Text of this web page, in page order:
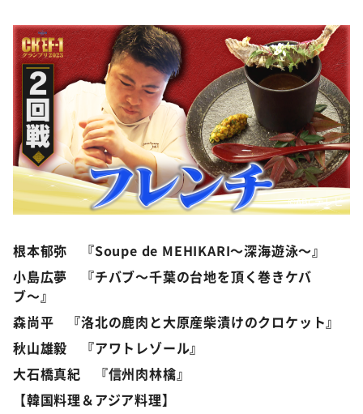
©️ABCテレビ
根本郁弥 『Soupe de MEHIKARI〜深海遊泳〜』
小島広夢 『チバブ〜千葉の台地を頂く巻きケバ
ブ〜』
森尚平 『洛北の鹿肉と大原産柴漬けのクロケット』
秋山雄毅 『アワトレゾール』
大石橋真紀 『信州肉林檎』
【韓国料理＆アジア料理】